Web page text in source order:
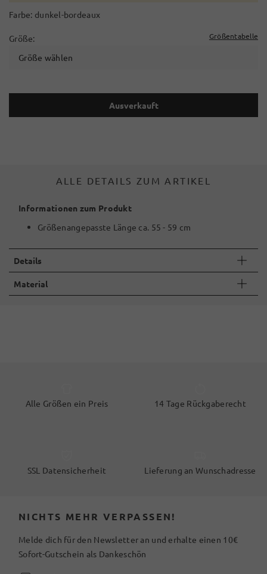
Farbe: dunkel-bordeaux
Größe: Größentabelle
Größe wählen
Ausverkauft
ALLE DETAILS ZUM ARTIKEL
Informationen zum Produkt
Größenangepasste Länge ca. 55 - 59 cm
Details
Material
Alle Größen ein Preis 14 Tage Rückgaberecht
SSL Datensicherheit Lieferung an Wunschadresse
NICHTS MEHR VERPASSEN!
Melde dich für den Newsletter an und erhalte einen 10€
Sofort-Gutschein als Dankeschön